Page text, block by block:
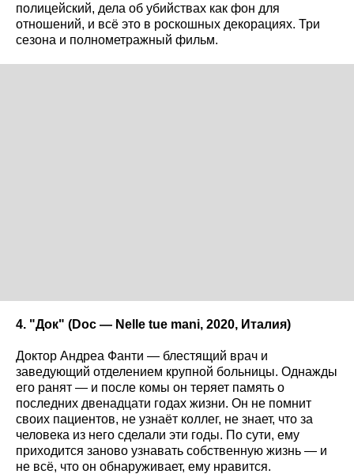
полицейский, дела об убийствах как фон для
отношений, и всё это в роскошных декорациях. Три
сезона и полнометражный фильм.
4. "Док" (Doc — Nelle tue mani, 2020, Италия)
Доктор Андреа Фанти — блестящий врач и
заведующий отделением крупной больницы. Однажды
его ранят — и после комы он теряет память о
последних двенадцати годах жизни. Он не помнит
своих пациентов, не узнаёт коллег, не знает, что за
человека из него сделали эти годы. По сути, ему
приходится заново узнавать собственную жизнь — и
не всё, что он обнаруживает, ему нравится.